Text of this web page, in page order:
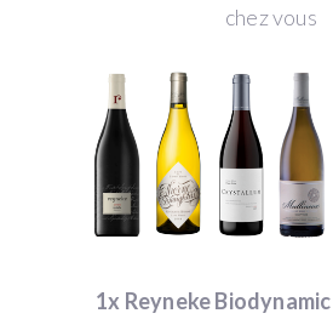
chez vous
1x Reyneke